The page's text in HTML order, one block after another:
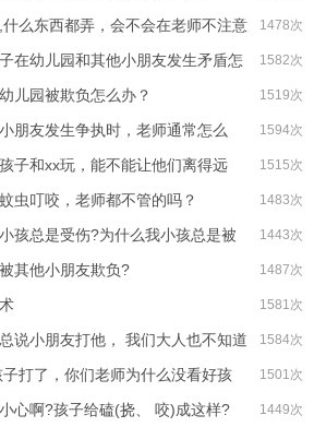
1478次
么东西都弄，会不会在老师不注意
1582次
在幼儿园和其他小朋友发生矛盾怎
1519次
儿园被欺负怎么办？
1594次
朋友发生争执时，老师通常怎么
1515次
子和xx玩，能不能让他们离得远
1483次
虫叮咬，老师都不管的吗？
1443次
孩总是受伤?为什么我小孩总是被
1487次
其他小朋友欺负?
1581次
1584次
说小朋友打他， 我们大人也不知道
1501次
打了，你们老师为什么没看好孩
1449次
心啊?孩子给磕(挠、 咬)成这样?